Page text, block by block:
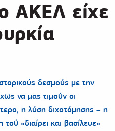
ΑΚΕΛ είχε
δεσμούς με την
να μας τιμούν οι
η λύση διχοτόμησης – η
«διαίρει και βασίλευε»